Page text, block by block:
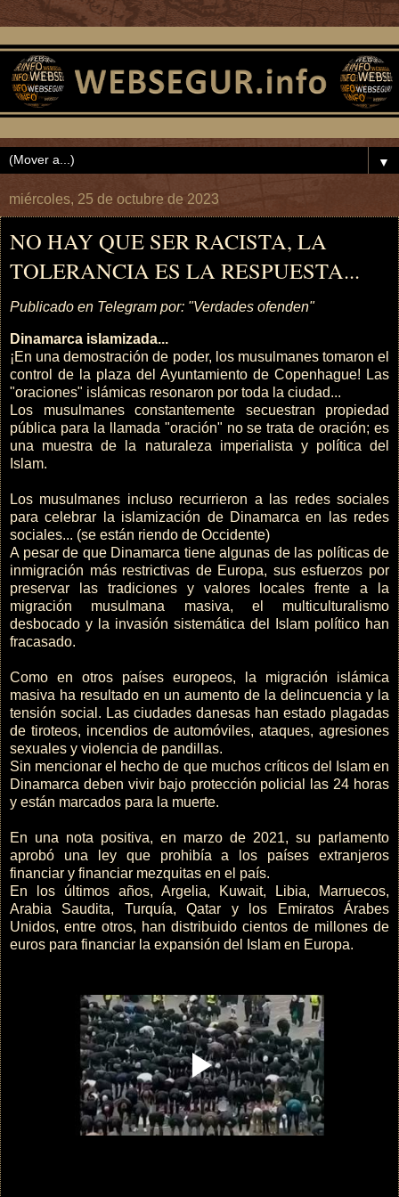
▼
miércoles, 25 de octubre de 2023
NO HAY QUE SER RACISTA, LA
TOLERANCIA ES LA RESPUESTA...
Publicado en Telegram por: "Verdades ofenden"
Dinamarca islamizada...
¡En una demostración de poder, los musulmanes tomaron el
control de la plaza del Ayuntamiento de Copenhague! Las
"oraciones" islámicas resonaron por toda la ciudad...
Los musulmanes constantemente secuestran propiedad
pública para la llamada "oración" no se trata de oración; es
una muestra de la naturaleza imperialista y política del
Islam.
Los musulmanes incluso recurrieron a las redes sociales
para celebrar la islamización de Dinamarca en las redes
sociales... (se están riendo de Occidente)
A pesar de que Dinamarca tiene algunas de las políticas de
inmigración más restrictivas de Europa, sus esfuerzos por
preservar las tradiciones y valores locales frente a la
migración musulmana masiva, el multiculturalismo
desbocado y la invasión sistemática del Islam político han
fracasado.
Como en otros países europeos, la migración islámica
masiva ha resultado en un aumento de la delincuencia y la
tensión social. Las ciudades danesas han estado plagadas
de tiroteos, incendios de automóviles, ataques, agresiones
sexuales y violencia de pandillas.
Sin mencionar el hecho de que muchos críticos del Islam en
Dinamarca deben vivir bajo protección policial las 24 horas
y están marcados para la muerte.
En una nota positiva, en marzo de 2021, su parlamento
aprobó una ley que prohibía a los países extranjeros
financiar y financiar mezquitas en el país.
En los últimos años, Argelia, Kuwait, Libia, Marruecos,
Arabia Saudita, Turquía, Qatar y los Emiratos Árabes
Unidos, entre otros, han distribuido cientos de millones de
euros para financiar la expansión del Islam en Europa.